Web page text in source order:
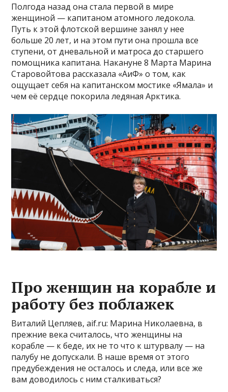
Полгода назад она стала первой в мире
женщиной — капитаном атомного ледокола.
Путь к этой флотской вершине занял у нее
больше 20 лет, и на этом пути она прошла все
ступени, от дневальной и матроса до старшего
помощника капитана. Накануне 8 Марта Марина
Старовойтова рассказала «АиФ» о том, как
ощущает себя на капитанском мостике «Ямала» и
чем её сердце покорила ледяная Арктика.
Про женщин на корабле и
работу без поблажек
Виталий Цепляев, aif.ru: Марина Николаевна, в
прежние века считалось, что женщины на
корабле — к беде, их не то что к штурвалу — на
палубу не допускали. В наше время от этого
предубеждения не осталось и следа, или все же
вам доводилось с ним сталкиваться?